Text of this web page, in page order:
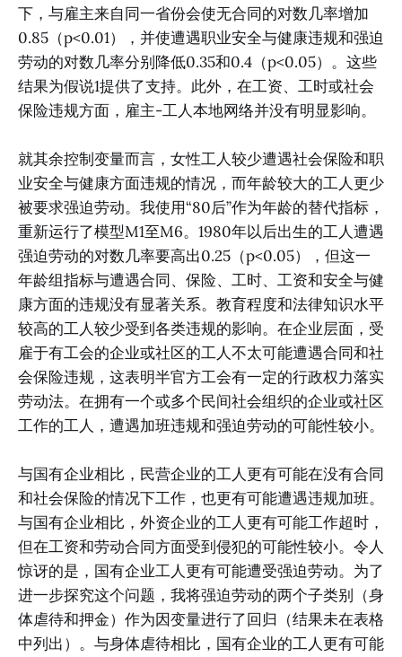
下，与雇主来自同一省份会使无合同的对数几率增加
0.85（p<0.01），并使遭遇职业安全与健康违规和强迫
劳动的对数几率分别降低0.35和0.4（p<0.05）。这些
结果为假说1提供了支持。此外，在工资、工时或社会
保险违规方面，雇主-工人本地网络并没有明显影响。
就其余控制变量而言，女性工人较少遭遇社会保险和职
业安全与健康方面违规的情况，而年龄较大的工人更少
被要求强迫劳动。我使用“80后”作为年龄的替代指标，
重新运行了模型M1至M6。1980年以后出生的工人遭遇
强迫劳动的对数几率要高出0.25（p<0.05），但这一
年龄组指标与遭遇合同、保险、工时、工资和安全与健
康方面的违规没有显著关系。教育程度和法律知识水平
较高的工人较少受到各类违规的影响。在企业层面，受
雇于有工会的企业或社区的工人不太可能遭遇合同和社
会保险违规，这表明半官方工会有一定的行政权力落实
劳动法。在拥有一个或多个民间社会组织的企业或社区
工作的工人，遭遇加班违规和强迫劳动的可能性较小。
与国有企业相比，民营企业的工人更有可能在没有合同
和社会保险的情况下工作，也更有可能遭遇违规加班。
与国有企业相比，外资企业的工人更有可能工作超时，
但在工资和劳动合同方面受到侵犯的可能性较小。令人
惊讶的是，国有企业工人更有可能遭受强迫劳动。为了
进一步探究这个问题，我将强迫劳动的两个子类别（身
体虐待和押金）作为因变量进行了回归（结果未在表格
中列出）。与身体虐待相比，国有企业的工人更有可能